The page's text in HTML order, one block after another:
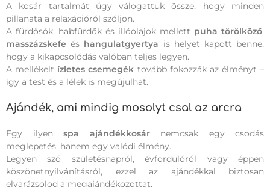
A kosár tartalmát úgy válogattuk össze, hogy minden
pillanata a relaxációról szóljon.
A fürdősók, habfürdők és illóolajok mellett puha törölköző,
masszázskefe és hangulatgyertya is helyet kapott benne,
hogy a kikapcsolódás valóban teljes legyen.
A mellékelt ízletes csemegék tovább fokozzák az élményt –
így a test és a lélek is megújulhat.
Ajándék, ami mindig mosolyt csal az arcra
Egy ilyen spa ajándékkosárnemcsak egy csodás
meglepetés, hanem egy valódi élmény.
Legyen szó születésnapról, évfordulóról vagy éppen
köszönetnyilvánításról, ezzel az ajándékkal biztosan
elvarázsolod a megajándékozottat.